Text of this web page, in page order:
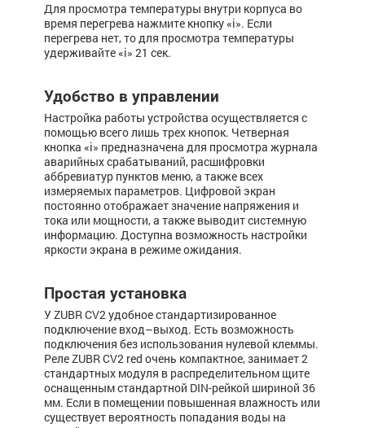
Для просмотра тем­пе­ратуры внутри корпуса во
время пе­ре­гре­ва наж­мите кнопку «i». Если
перегрева нет, то для просмотра температуры
удерживайте «i» 21 сек.
Удобство в управлении
Настройка работы устройства осуществляется с
помощью всего лишь трех кнопок. Четверная
кнопка «i» предназначена для просмотра журнала
аварийных срабатываний, расшифровки
аббревиатур пунктов меню, а также всех
измеряемых параметров. Цифровой экран
постоянно отображает значение напряжения и
тока или мощности, а также выводит системную
информацию. Доступна возможность настройки
яркости экрана в режиме ожидания.
Простая установка
У ZUBR CV2 удобное стандартизированное
подключение вход–выход. Есть возможность
подключения без использования нулевой клеммы.
Реле ZUBR CV2 red очень компактное, занимает 2
стандартных модуля в распределительном щите
оснащенным стандартной DIN-рейкой шириной 36
мм. Если в помещении повышенная влажность или
существует вероятность попадания воды на